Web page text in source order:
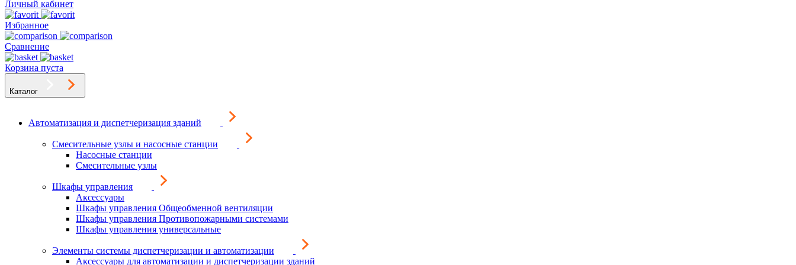
Личный кабинет
Избранное
Сравнение
Корзина пуста
Каталог
Автоматизация и диспетчеризация зданий
Смесительные узлы и насосные станции
Насосные станции
Смесительные узлы
Шкафы управления
Аксессуары
Шкафы управления Общеобменной вентиляции
Шкафы управления Противопожарными системами
Шкафы управления универсальные
Элементы системы диспетчеризации и автоматизации
Аксессуары для автоматизации и диспетчеризации зданий